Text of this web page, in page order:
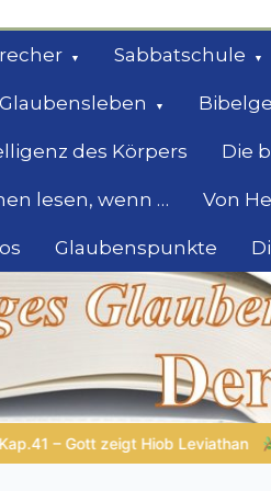
Sabbatschule
des Körpers Die
lesen, wenn … Von
Glaubenspunkte
der
Menschen auf der
| Episode 2 – Entscheiden ohne